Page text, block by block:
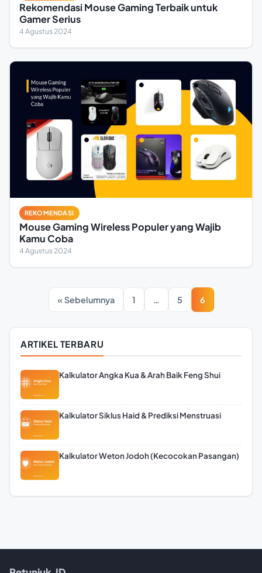
Rekomendasi Mouse Gaming Terbaik untuk
Gamer Serius
4 Agustus 2024
REKOMENDASI
Mouse Gaming Wireless Populer yang Wajib
Kamu Coba
4 Agustus 2024
« Sebelumnya 1 … 5 6
ARTIKEL TERBARU
Kalkulator Angka Kua & Arah Baik Feng Shui
Kalkulator Siklus Haid & Prediksi Menstruasi
Kalkulator Weton Jodoh (Kecocokan Pasangan)